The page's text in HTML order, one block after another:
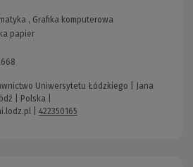
, Grafika komputerowa
papier
Uniwersytetu Łódzkiego | Jana
| Polska |
422350165